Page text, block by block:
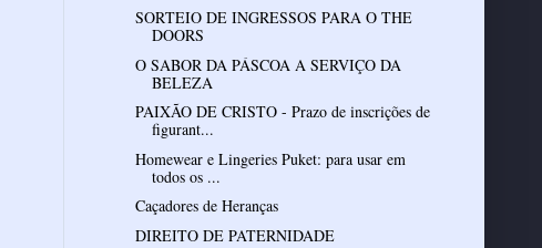
SORTEIO DE INGRESSOS PARA O THE
DOORS
O SABOR DA PÁSCOA A SERVIÇO DA
BELEZA
PAIXÃO DE CRISTO - Prazo de inscrições de
figurant...
Homewear e Lingeries Puket: para usar em
todos os ...
Caçadores de Heranças
DIREITO DE PATERNIDADE